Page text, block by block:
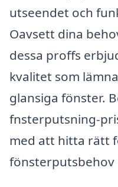
utseendet och
Oavsett dina
dessa proffs
kvalitet som
glansiga fönster.
fnsterputsning-
med att hitta rätt
fönsterputsbehov